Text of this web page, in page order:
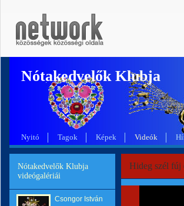
Nótakedvelők Klubja
Nyitó Tagok Képek Videók
Nótakedvelők Klubja
videógalériái
Csongor István
Hideg szél fúj